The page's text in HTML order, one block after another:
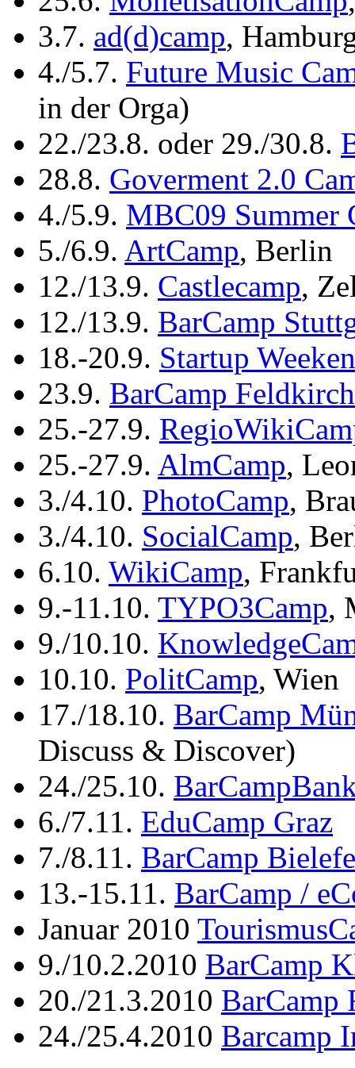
3.7. ad(d)camp,
4./5.7. Future Music
in der Orga)
22./23.8. oder 29./30.8.
28.8. Goverment 2.0
4./5.9. MBC09 Summer
5./6.9. ArtCamp, Berlin
12./13.9. Castlecamp,
12./13.9. BarCamp
18.-20.9. Startup
23.9. BarCamp Feldkirch
25.-27.9.
25.-27.9. AlmCamp,
3./4.10. PhotoCamp,
3./4.10. SocialCamp,
6.10. WikiCamp,
9.-11.10. TYPO3Camp,
9./10.10.
10.10. PolitCamp, Wien
17./18.10. BarCamp
Discuss & Discover)
24./25.10.
6./7.11. EduCamp Graz
7./8.11. BarCamp
13.-15.11. BarCamp /
Januar 2010
9./10.2.2010 BarCamp
20./21.3.2010 BarCamp
24./25.4.2010 Barcamp